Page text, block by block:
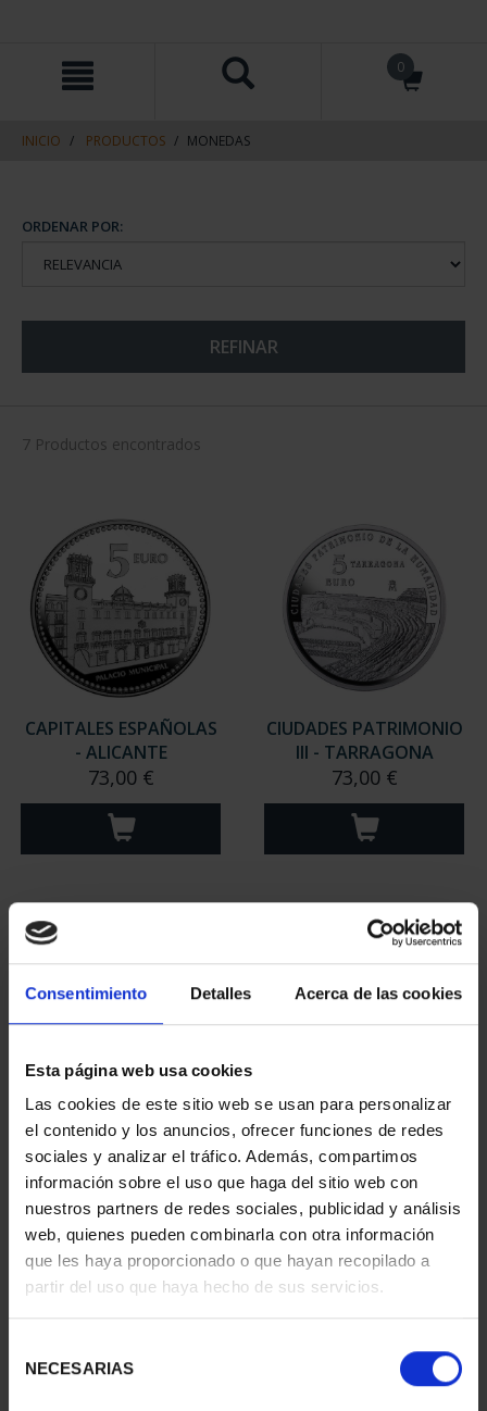
Consentimiento Detalles Acerca de las cookies
Esta página web usa cookies
Las cookies de este sitio web se usan para personalizar
el contenido y los anuncios, ofrecer funciones de redes
sociales y analizar el tráfico. Además, compartimos
información sobre el uso que haga del sitio web con
nuestros partners de redes sociales, publicidad y análisis
web, quienes pueden combinarla con otra información
que les haya proporcionado o que hayan recopilado a
partir del uso que haya hecho de sus servicios.
NECESARIAS
contenido
navegacin
0
INICIO PRODUCTOS MONEDAS
ORDENAR POR:
REFINAR
7 Productos encontrados
CAPITALES ESPAÑOLAS
- ALICANTE
73,00 €
CIUDADES PATRIMONIO
III - TARRAGONA
73,00 €
CIUDADES PATRIMONIO
III - SEGOVIA
73,00 €
CIUDADES PATRIMONIO
III - UBEDA
73,00 €